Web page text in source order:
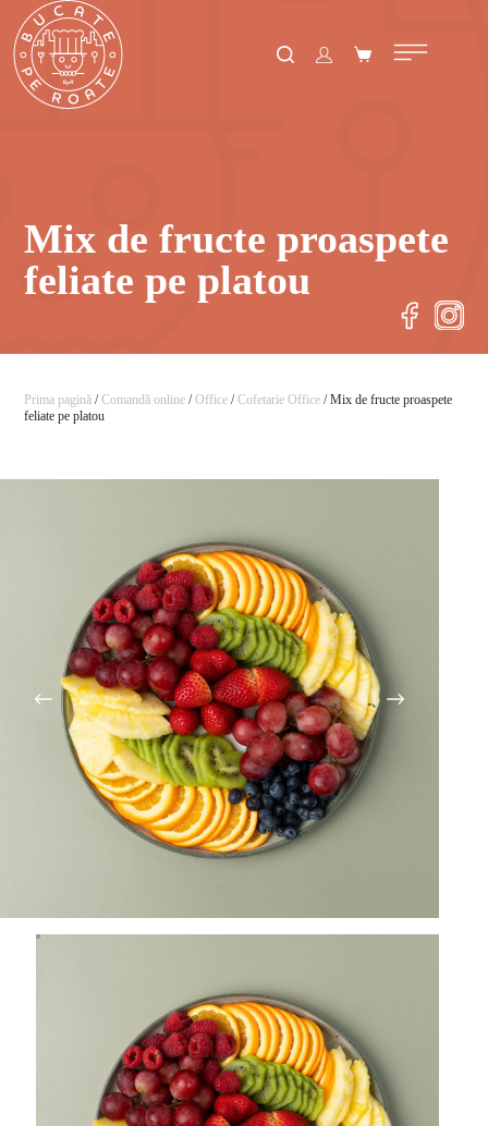
Mix de fructe proaspete
feliate pe platou
Prima pagină /Comandă online /Office /Cofetarie Office / Mix de fructe proaspete
feliate pe platou